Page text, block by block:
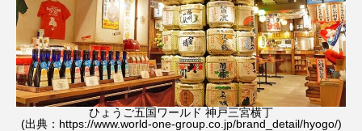
ひょうご五国ワールド 神戸三宮横丁
(出典：https://www.world-one-group.co.jp/brand_detail/hyogo/)